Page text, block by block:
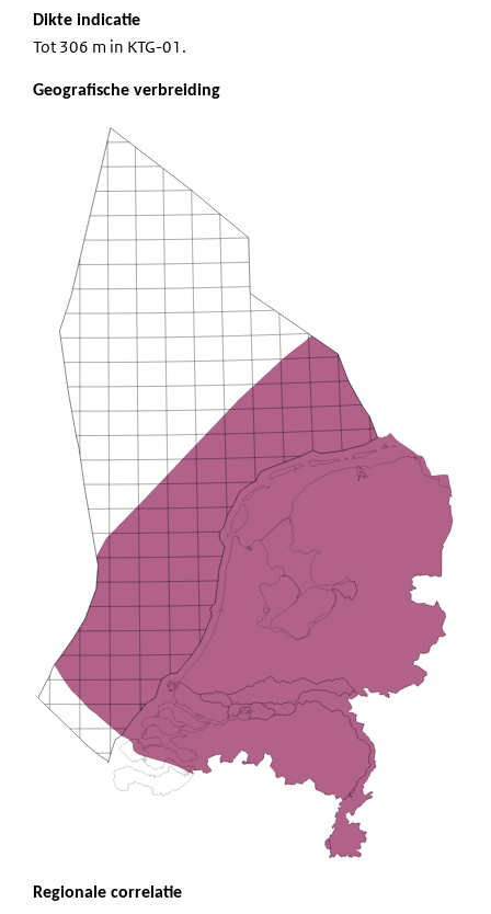
Dikte indicatie
Tot 306 m in KTG-01.
Geografische verbreiding
Regionale correlatie